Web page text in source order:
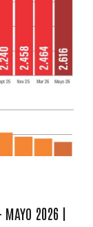
2026 |